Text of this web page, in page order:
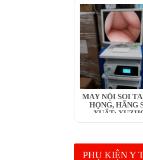
MÁY NỘI SOI
HỌNG, HÃNG
XUẤT:
PHỤ KIỆN Y